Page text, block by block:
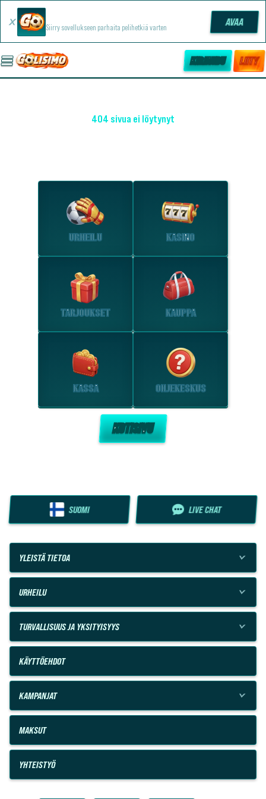
Siirry sovellukseen parhaita pelihetkiä varten AVAA
KIRJAUDU LIITY
404 sivua ei löytynyt
URHEILU KASINO
TARJOUKSET KAUPPA
KASSA OHJEKESKUS
KOTISIVU
SUOMI LIVE CHAT
YLEISTÄ TIETOA
URHEILU
TURVALLISUUS JA YKSITYISYYS
KÄYTTÖEHDOT
KAMPANJAT
MAKSUT
YHTEISTYÖ